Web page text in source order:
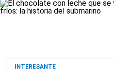
INTERESANTE